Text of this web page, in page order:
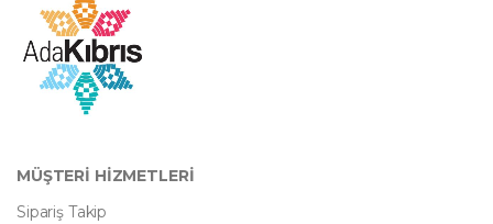
MÜŞTERİ HİZMETLERİ
Sipariş Takip